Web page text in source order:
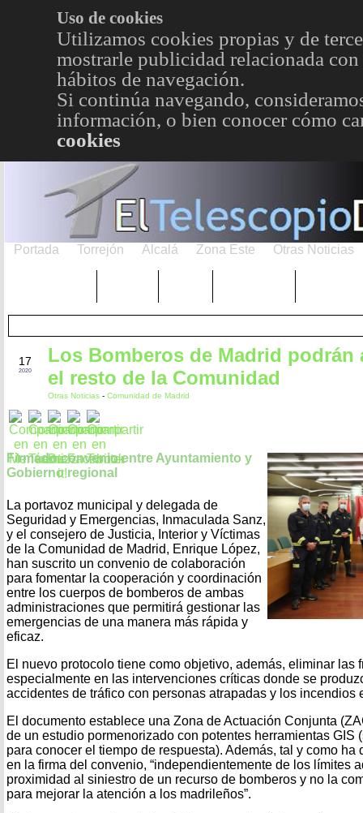
Uso de cookies
Utilizamos cookies propias y de
mostrarle publicidad relacionada
hábitos de navegación.
Si continúa navegando,
información, o bien conocer cómo
cookies
Portada Torrejón Alcalá Zona Este Otras Noticias
17
2020
Los Bomberos de Madrid podrán
el resto de la Comunidad
Otras Noticias - Comunidad de Madrid
Firmado convenio entre Ayuntamiento y
Gobierno regional
La portavoz municipal y delegada de
Seguridad y Emergencias, Inmaculada Sanz,
y el consejero de Justicia, Interior y Víctimas
de la Comunidad de Madrid, Enrique López,
han suscrito un convenio de colaboración
para fomentar la cooperación y coordinación
entre los cuerpos de bomberos de ambas
administraciones que permitirá gestionar las
emergencias de una manera más rápida y
eficaz.
El nuevo protocolo tiene como objetivo, además, eliminar las
especialmente en las intervenciones críticas donde se
accidentes de tráfico con personas atrapadas y los incendios
El documento establece una Zona de Actuación Conjunta
de un estudio pormenorizado con potentes herramientas GIS
para conocer el tiempo de respuesta). Además, tal y como
en la firma del convenio, “independientemente de los límites
proximidad al siniestro de un recurso de bomberos y no la
para mejorar la atención a los madrileños”.